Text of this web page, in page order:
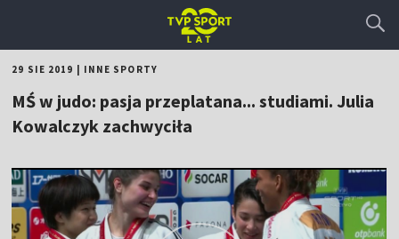
29 SIE 2019 INNE SPORTY
MŚ w judo: pasja przeplatana... studiami. Julia
Kowalczyk zachwyciła